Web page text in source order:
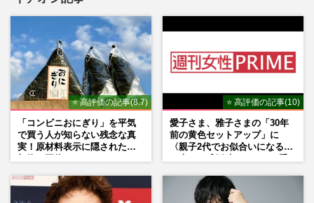
⭐ 高評価の記事(8.7)
「コンビニおにぎり」を平気
で買う人が知らない残念な真
実！原材料表示に隠された添
⭐ 高評価の記事(10)
愛子さま、雅子さまの「30年
前の黄色セットアップ」に
〈親子2代でお似合いになる〉